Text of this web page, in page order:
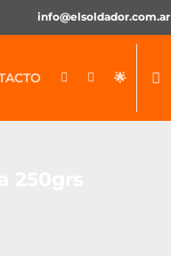
info@elsoldador.com.ar
  🌟